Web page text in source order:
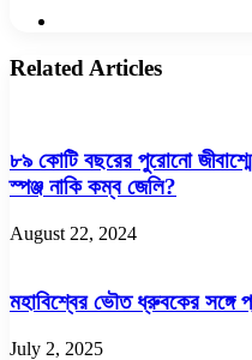
Related Articles
৮৯ কোটি বছরের পুরোনো
স্পঞ্জ নাকি কম্ব জেলি?
August 22, 2024
মহাবিশ্বের ভৌত ধ্রুবকের সঙ্গে
July 2, 2025